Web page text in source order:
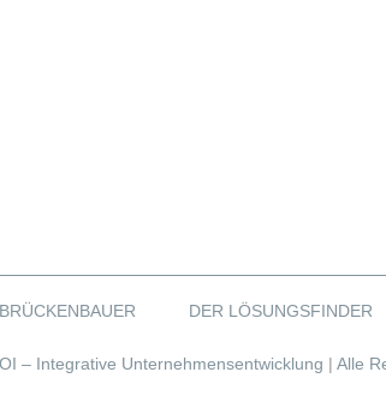
DER LÖSUNGSFINDER
– Integrative Unternehmensentwicklung | Alle